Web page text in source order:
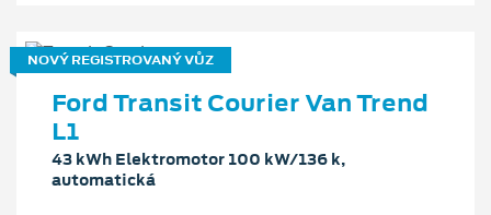
NOVÝ REGISTROVANÝ VŮZ
Ford Transit Courier Van Trend
L1
43 kWh Elektromotor 100 kW/136 k,
automatická